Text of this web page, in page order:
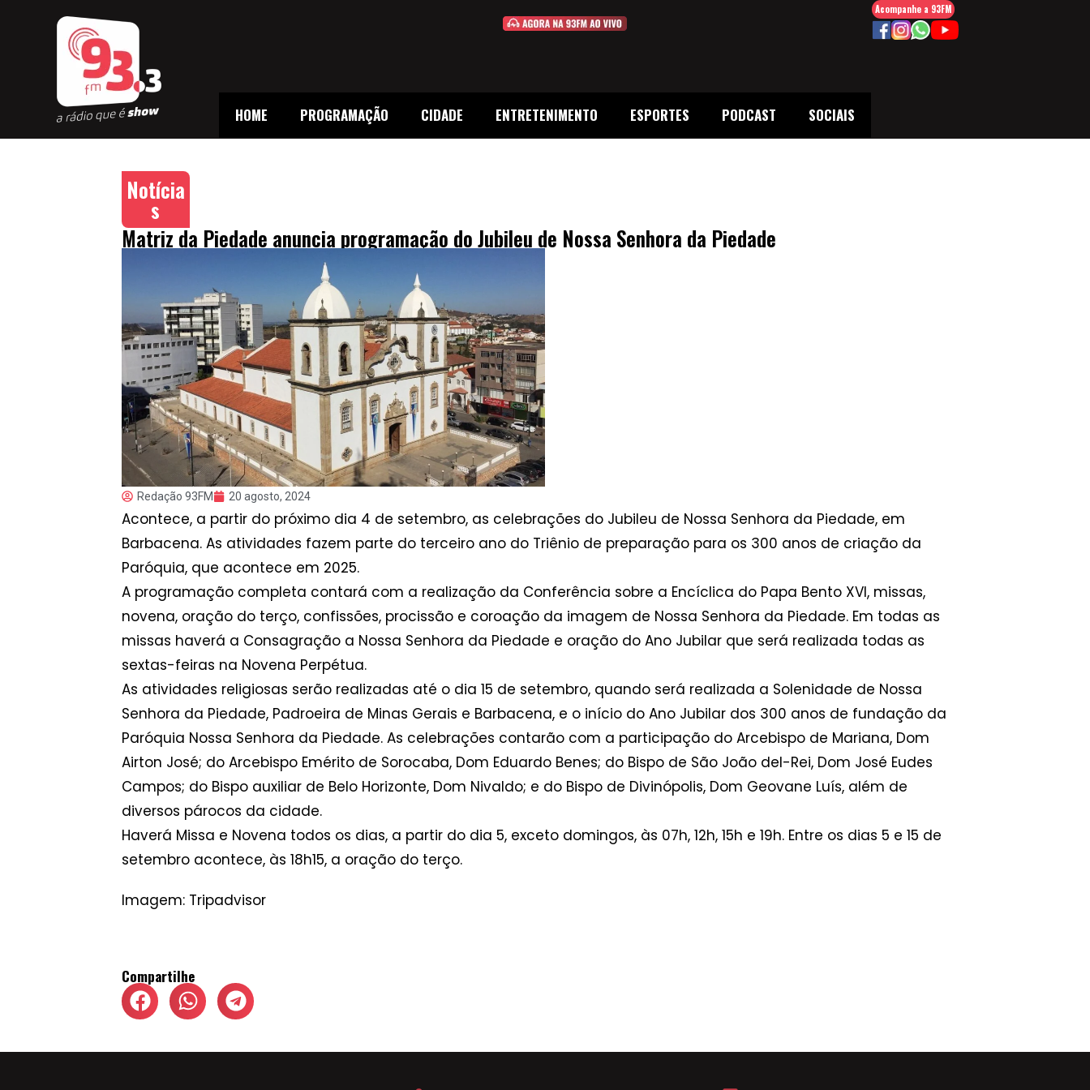
HOME PROGRAMAÇÃO CIDADE ENTRETENIMENTO ESPORTES PODCAST SOCIAIS
Acompanhe a 93FM
Notícia
s
Matriz da Piedade anuncia programação do Jubileu de Nossa Senhora da Piedade
Redação 93FM 20 agosto, 2024
Acontece, a partir do próximo dia 4 de setembro, as celebrações do Jubileu de Nossa Senhora da Piedade, em
Barbacena. As atividades fazem parte do terceiro ano do Triênio de preparação para os 300 anos de criação da
Paróquia, que acontece em 2025.
A programação completa contará com a realização da Conferência sobre a Encíclica do Papa Bento XVI, missas,
novena, oração do terço, confissões, procissão e coroação da imagem de Nossa Senhora da Piedade. Em todas as
missas haverá a Consagração a Nossa Senhora da Piedade e oração do Ano Jubilar que será realizada todas as
sextas-feiras na Novena Perpétua.
As atividades religiosas serão realizadas até o dia 15 de setembro, quando será realizada a Solenidade de Nossa
Senhora da Piedade, Padroeira de Minas Gerais e Barbacena, e o início do Ano Jubilar dos 300 anos de fundação da
Paróquia Nossa Senhora da Piedade. As celebrações contarão com a participação do Arcebispo de Mariana, Dom
Airton José; do Arcebispo Emérito de Sorocaba, Dom Eduardo Benes; do Bispo de São João del-Rei, Dom José Eudes
Campos; do Bispo auxiliar de Belo Horizonte, Dom Nivaldo; e do Bispo de Divinópolis, Dom Geovane Luís, além de
diversos párocos da cidade.
Haverá Missa e Novena todos os dias, a partir do dia 5, exceto domingos, às 07h, 12h, 15h e 19h. Entre os dias 5 e 15 de
setembro acontece, às 18h15, a oração do terço.
Imagem: Tripadvisor
Compartilhe